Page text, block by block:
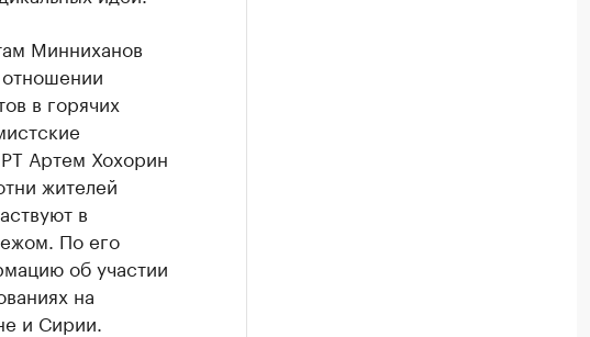
Минниханов
в горячих
Артем Хохорин
жителей
в
По его
об участии
на
и Сирии.